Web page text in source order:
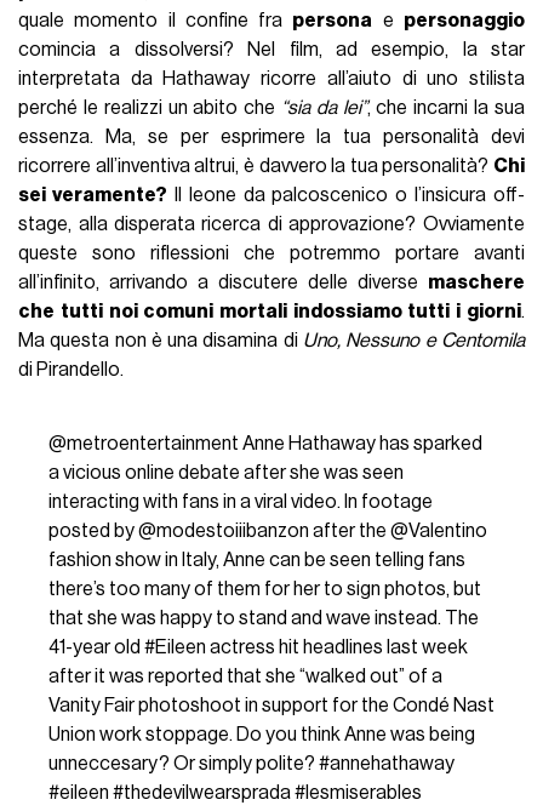
quale momento il confine fra persona e personaggio
comincia a dissolversi? Nel film, ad esempio, la star
interpretata da Hathaway ricorre all’aiuto di uno stilista
perché le realizzi un abito che “sia da lei”, che incarni la sua
essenza. Ma, se per esprimere la tua personalità devi
ricorrere all’inventiva altrui, è davvero la tua personalità? Chi
sei veramente? Il leone da palcoscenico o l’insicura off-
stage, alla disperata ricerca di approvazione? Ovviamente
queste sono riflessioni che potremmo portare avanti
all’infinito, arrivando a discutere delle diverse maschere
che tutti noi comuni mortali indossiamo tutti i giorni.
Ma questa non è una disamina di Uno, Nessuno e Centomila
di Pirandello.
@metroentertainment Anne Hathaway has sparked
a vicious online debate after she was seen
interacting with fans in a viral video. In footage
posted by @modestoiiibanzon after the @Valentino
fashion show in Italy, Anne can be seen telling fans
there’s too many of them for her to sign photos, but
that she was happy to stand and wave instead. The
41-year old #Eileen actress hit headlines last week
after it was reported that she “walked out” of a
Vanity Fair photoshoot in support for the Condé Nast
Union work stoppage. Do you think Anne was being
unneccesary? Or simply polite? #annehathaway
#eileen #thedevilwearsprada#lesmiserables